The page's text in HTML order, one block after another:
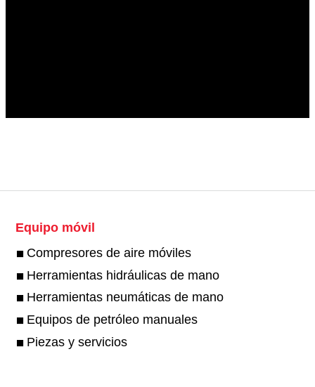
Equipo móvil
Compresores de aire móviles
Herramientas hidráulicas de mano
Herramientas neumáticas de mano
Equipos de petróleo manuales
Piezas y servicios